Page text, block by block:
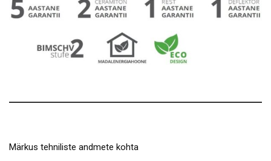
Märkus tehniliste andmete kohta